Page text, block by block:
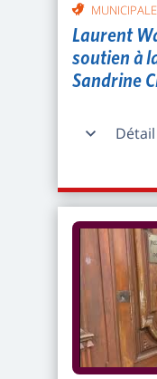
Laurent
soutien à
Sandrine
Détail